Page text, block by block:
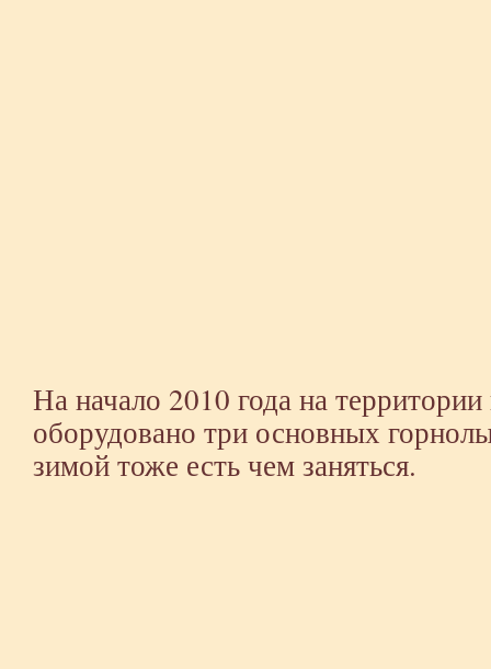
На начало 2010 года на
оборудовано три основных
зимой тоже есть чем заняться.